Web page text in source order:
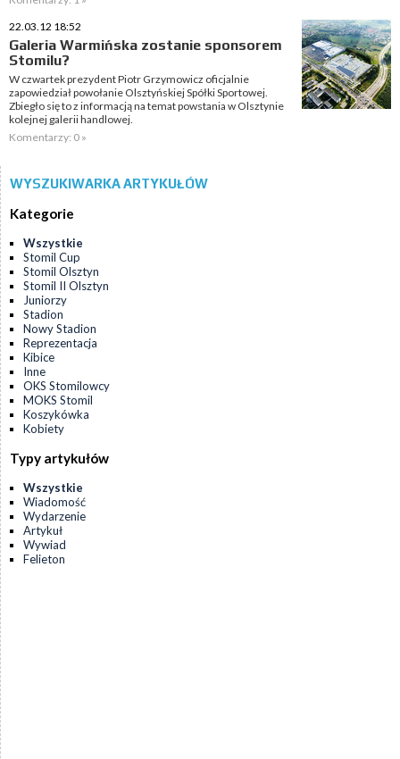
22.03.12 18:52
Galeria Warmińska zostanie sponsorem
Stomilu?
W czwartek prezydent Piotr Grzymowicz oficjalnie
zapowiedział powołanie Olsztyńskiej Spółki Sportowej.
Zbiegło się to z informacją na temat powstania w Olsztynie
kolejnej galerii handlowej.
Komentarzy: 0 »
WYSZUKIWARKA ARTYKUŁÓW
Kategorie
Wszystkie
Stomil Cup
Stomil Olsztyn
Stomil II Olsztyn
Juniorzy
Stadion
Nowy Stadion
Reprezentacja
Kibice
Inne
OKS Stomilowcy
MOKS Stomil
Koszykówka
Kobiety
Typy artykułów
Wszystkie
Wiadomość
Wydarzenie
Artykuł
Wywiad
Felieton